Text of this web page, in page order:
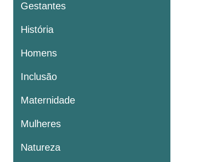
Gestantes
História
Homens
Inclusão
Maternidade
Mulheres
Natureza